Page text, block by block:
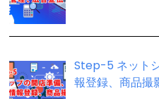
Step-5 ネット
報登録、商品撮